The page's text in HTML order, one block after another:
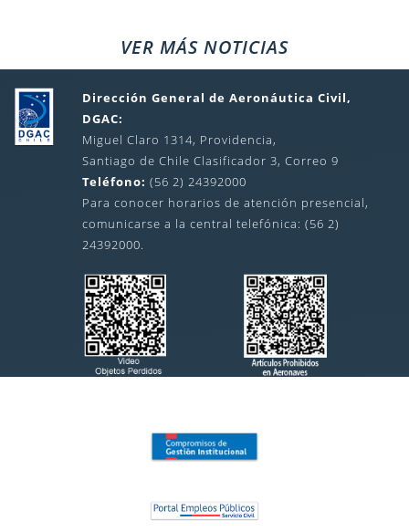
VER MÁS NOTICIAS
Dirección General de Aeronáutica Civil,
DGAC:
Miguel Claro 1314, Providencia,
Santiago de Chile Clasificador 3, Correo 9
Teléfono: (56 2) 24392000
Para conocer horarios de atención presencial,
comunicarse a la central telefónica: (56 2)
24392000.